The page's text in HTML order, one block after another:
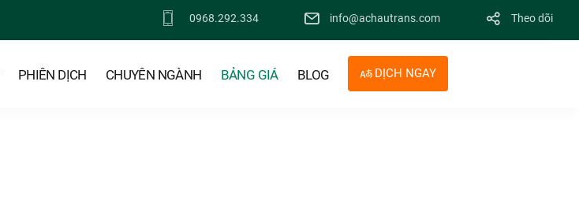
0968.292.334 info@achautrans.com Theo dõi
PHIÊN DỊCH CHUYÊN NGÀNH BẢNG GIÁ BLOG DỊCH NGAY